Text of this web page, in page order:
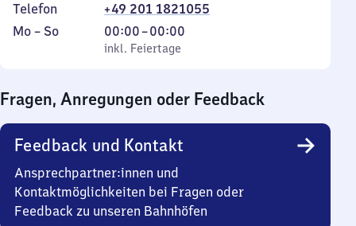
Telefon
+49 201 1821055
Montag
Mo – So,
inkl. Feiertage
00:00–00:00
Von
0
0
Uhr
inkl. Feiertage
Fragen, Anregungen oder Feedback
Feedback und Kontakt
Ansprechpartner:innen und
Kontaktmöglichkeiten bei Fragen oder
Feedback zu unseren Bahnhöfen